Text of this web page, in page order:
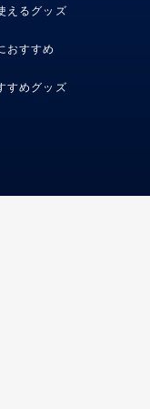
えるグッズ
おすすめ
すめグッズ